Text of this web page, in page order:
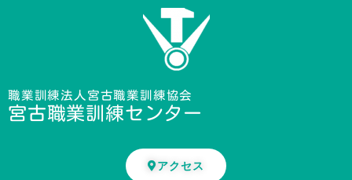
キ
ッ
職業訓練法人宮古職業訓練協会
宮古職業訓練センター
アクセス